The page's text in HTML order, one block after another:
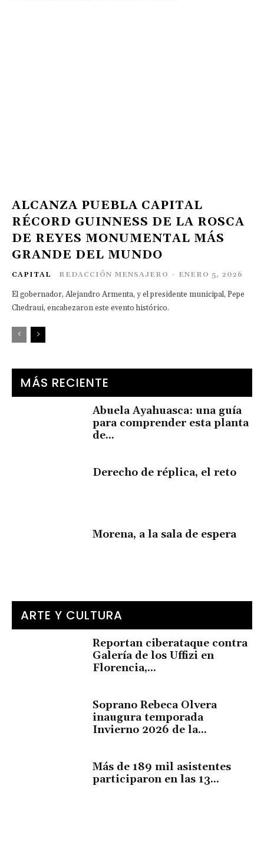
ALCANZA PUEBLA CAPITAL
RÉCORD GUINNESS DE LA ROSCA
DE REYES MONUMENTAL MÁS
GRANDE DEL MUNDO
CAPITAL REDACCIÓN MENSAJERO - ENERO 5, 2026
El gobernador, Alejandro Armenta, y el presidente municipal, Pepe
Chedraui, encabezaron este evento histórico.
MÁS RECIENTE
Abuela Ayahuasca: una guía
para comprender esta planta
de...
Derecho de réplica, el reto
Morena, a la sala de espera
ARTE Y CULTURA
Reportan ciberataque contra
Galería de los Uffizi en
Florencia,...
Soprano Rebeca Olvera
inaugura temporada
Invierno 2026 de la...
Más de 189 mil asistentes
participaron en las 13...